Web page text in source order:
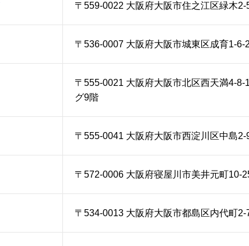
〒559-0022 大阪府大阪市住之江区緑木2-
〒536-0007 大阪府大阪市城東区成育1-6-
〒555-0021 大阪府大阪市北区西天満4-8-
グ9階
〒555-0041 大阪府大阪市西淀川区中島2-
〒572-0006 大阪府寝屋川市美井元町10-
〒534-0013 大阪府大阪市都島区内代町2-